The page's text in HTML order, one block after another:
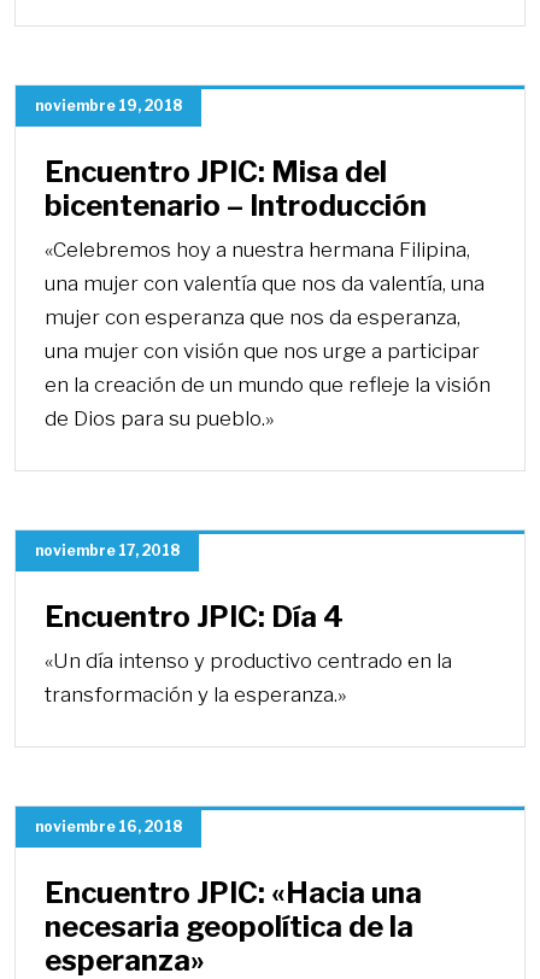
noviembre 19, 2018
Encuentro JPIC: Misa del
bicentenario – Introducción
«Celebremos hoy a nuestra hermana Filipina,
una mujer con valentía que nos da valentía, una
mujer con esperanza que nos da esperanza,
una mujer con visión que nos urge a participar
en la creación de un mundo que refleje la visión
de Dios para su pueblo.»
noviembre 17, 2018
Encuentro JPIC: Día 4
«Un día intenso y productivo centrado en la
transformación y la esperanza.»
noviembre 16, 2018
Encuentro JPIC: «Hacia una
necesaria geopolítica de la
esperanza»